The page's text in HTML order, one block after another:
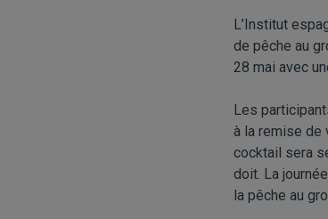
L’Institut
de pêche au
28 mai avec
Les
à la remise de
cocktail sera
doit. La
la pêche au